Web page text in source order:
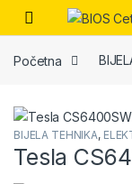
Skip to navigation
Skip to content
Open
Početna
BIJELA TEHNIKA,
Tesla